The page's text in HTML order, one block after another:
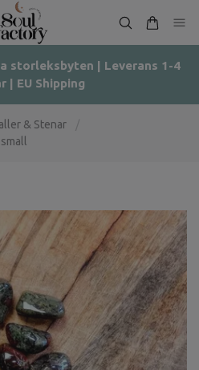
storleksbyten | Leverans 1-4
| EU Shipping
& Stenar